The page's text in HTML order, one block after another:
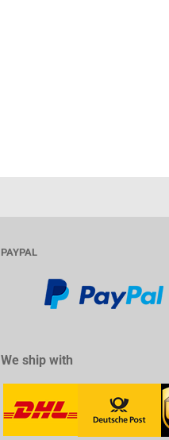
PAYPAL
We ship with